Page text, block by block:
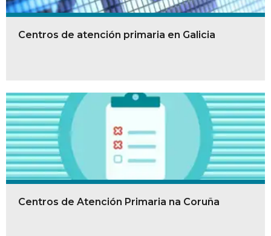
Centros de atención primaria en Galicia
Centros de Atención Primaria na Coruña